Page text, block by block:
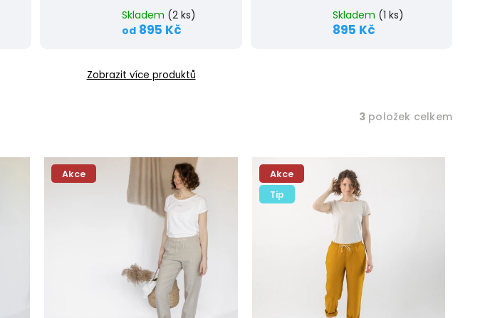
Skladem (2 ks)
od 895 Kč
Skladem (1 ks)
895 Kč
Zobrazit více produktů
3 položek celkem
Akce
Akce
Tip